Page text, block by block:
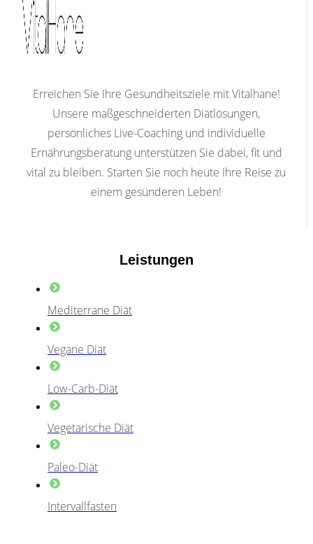
Erreichen Sie Ihre Gesundheitsziele mit Vitalhane!
Unsere maßgeschneiderten Diätlösungen,
persönliches Live-Coaching und individuelle
Ernährungsberatung unterstützen Sie dabei, fit und
vital zu bleiben. Starten Sie noch heute Ihre Reise zu
einem gesünderen Leben!
Leistungen
Mediterrane Diät
Vegane Diät
Low-Carb-Diät
Vegetarische Diät
Paleo-Diät
Intervallfasten